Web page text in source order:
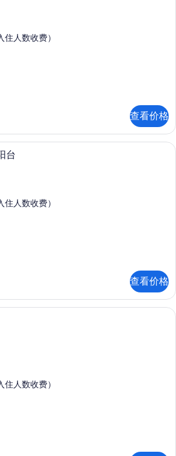
人数收费）
查看价格
特色双人房或双床房, 阳台 | 免费 WiFi
台
人数收费）
查看价格
奢华双人房, 阳台 | 客厅 | 0-英寸电视
人数收费）